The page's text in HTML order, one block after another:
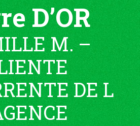
D’OR
M. –
DE L